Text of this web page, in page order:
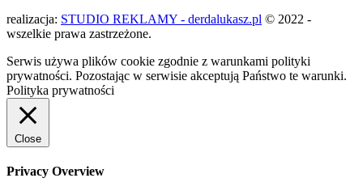
realizacja: STUDIO REKLAMY - derdalukasz.pl © 2022 -
wszelkie prawa zastrzeżone.
Serwis używa plików cookie zgodnie z warunkami polityki
prywatności. Pozostając w serwisie akceptują Państwo te warunki.
Polityka prywatności
Close
Privacy Overview